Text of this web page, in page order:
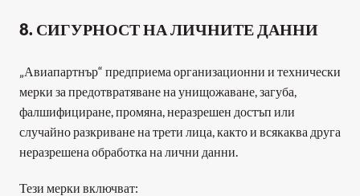
8. СИГУРНОСТ НА ЛИЧНИТЕ ДАННИ
„Авиапартнър“ предприема организационни и технически
мерки за предотвратяване на унищожаване, загуба,
фалшифициране, промяна, неразрешен достъп или
случайно разкриване на трети лица, както и всякаква друга
неразрешена обработка на лични данни.
Тези мерки включват: